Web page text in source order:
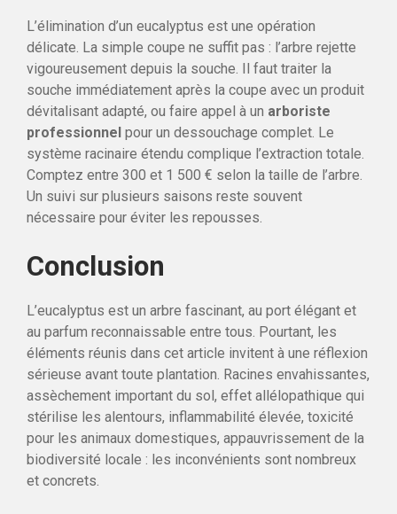
L’élimination d’un eucalyptus est une opération
délicate. La simple coupe ne suffit pas : l’arbre rejette
vigoureusement depuis la souche. Il faut traiter la
souche immédiatement après la coupe avec un produit
dévitalisant adapté, ou faire appel à un arboriste
professionnel pour un dessouchage complet. Le
système racinaire étendu complique l’extraction totale.
Comptez entre 300 et 1 500 € selon la taille de l’arbre.
Un suivi sur plusieurs saisons reste souvent
nécessaire pour éviter les repousses.
Conclusion
L’eucalyptus est un arbre fascinant, au port élégant et
au parfum reconnaissable entre tous. Pourtant, les
éléments réunis dans cet article invitent à une réflexion
sérieuse avant toute plantation. Racines envahissantes,
assèchement important du sol, effet allélopathique qui
stérilise les alentours, inflammabilité élevée, toxicité
pour les animaux domestiques, appauvrissement de la
biodiversité locale : les inconvénients sont nombreux
et concrets.